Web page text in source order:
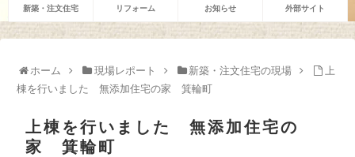
新築・注文住宅 リフォーム お知らせ 外部サイト
ホーム 現場レポート 新築・注文住宅の現場
上
棟を行いました 無添加住宅の家 箕輪町
上棟を行いました 無添加住宅の
家 箕輪町